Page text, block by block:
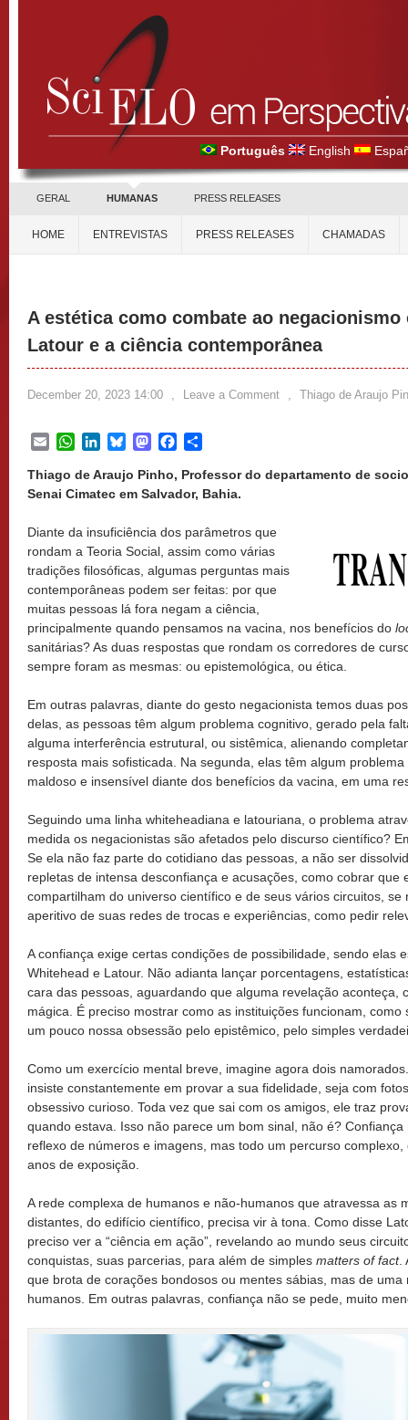
Português English
GERAL HUMANAS PRESS RELEASES
HOME ENTREVISTAS PRESS RELEASES CHAMADAS
A estética como combate ao
Latour e a ciência contemporânea
December 20, 2023 14:00 , Leave a Comment , Thiago de Araujo
EmailWhatsApp
LinkedInBlueskyMastodonFacebook
Thiago de Araujo Pinho, Professor do departamento de
Senai Cimatec em Salvador, Bahia.
Diante da insuficiência dos parâmetros que
rondam a Teoria Social, assim como várias
tradições filosóficas, algumas perguntas mais
contemporâneas podem ser feitas: por que
muitas pessoas lá fora negam a ciência,
principalmente quando pensamos na vacina, nos benefícios do
sanitárias? As duas respostas que rondam os corredores de
sempre foram as mesmas: ou epistemológica, ou ética.
Em outras palavras, diante do gesto negacionista temos duas
delas, as pessoas têm algum problema cognitivo, gerado pela
alguma interferência estrutural, ou sistêmica, alienando
resposta mais sofisticada. Na segunda, elas têm algum
maldoso e insensível diante dos benefícios da vacina, em uma
Seguindo uma linha whiteheadiana e latouriana, o problema
medida os negacionistas são afetados pelo discurso científico?
Se ela não faz parte do cotidiano das pessoas, a não ser
repletas de intensa desconfiança e acusações, como cobrar que
compartilham do universo científico e de seus vários circuitos,
aperitivo de suas redes de trocas e experiências, como pedir
A confiança exige certas condições de possibilidade, sendo elas
Whitehead e Latour. Não adianta lançar porcentagens,
cara das pessoas, aguardando que alguma revelação aconteça,
mágica. É preciso mostrar como as instituições funcionam,
um pouco nossa obsessão pelo epistêmico, pelo simples
Como um exercício mental breve, imagine agora dois
insiste constantemente em provar a sua fidelidade, seja com
obsessivo curioso. Toda vez que sai com os amigos, ele traz
quando estava. Isso não parece um bom sinal, não é?
reflexo de números e imagens, mas todo um percurso
anos de exposição.
A rede complexa de humanos e não-humanos que atravessa as
distantes, do edifício científico, precisa vir à tona. Como disse
preciso ver a “ciência em ação”, revelando ao mundo seus
conquistas, suas parcerias, para além de simples matters of fact.
que brota de corações bondosos ou mentes sábias, mas de
humanos. Em outras palavras, confiança não se pede, muito